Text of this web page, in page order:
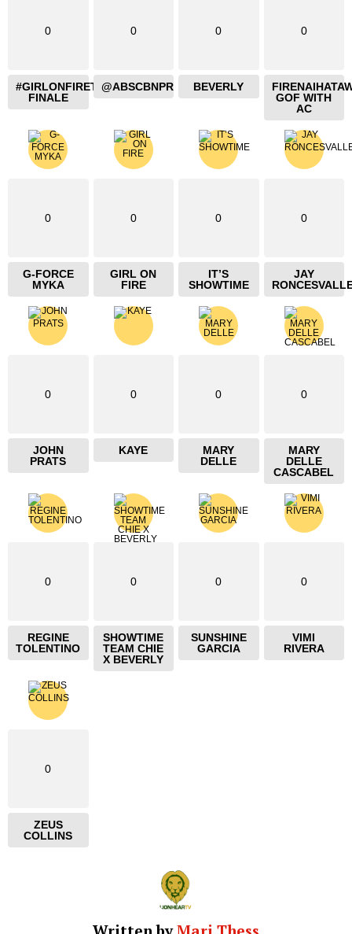
0
#GIRLONFIRETHEBLAZING
FINALE
0
@ABSCBNPR
0
BEVERLY
0
GOF WITH
AC
0
G-FORCE
MYKA
0
GIRL ON
FIRE
0
IT’S
SHOWTIME
0
JAY
0
JOHN
PRATS
0
KAYE
0
MARY
DELLE
0
MARY
DELLE
CASCABEL
0
REGINE
TOLENTINO
0
SHOWTIME
TEAM CHIE
X BEVERLY
0
SUNSHINE
GARCIA
0
VIMI
RIVERA
0
ZEUS
COLLINS